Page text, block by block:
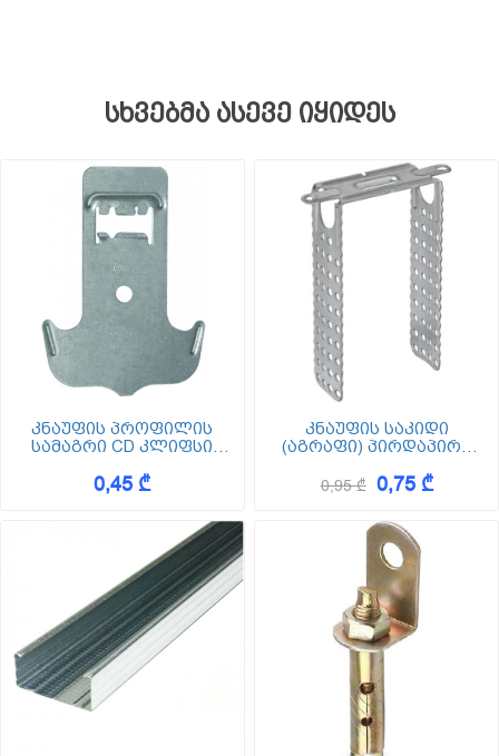
სხვებმა ასევე იყიდეს
კნაუფის პროფილის
სამაგრი CD კლიფსი
0,45 ₾
კნაუფის საკიდი
(აგრაფი) პირდაპირი
0,95 ₾ 0,75 ₾